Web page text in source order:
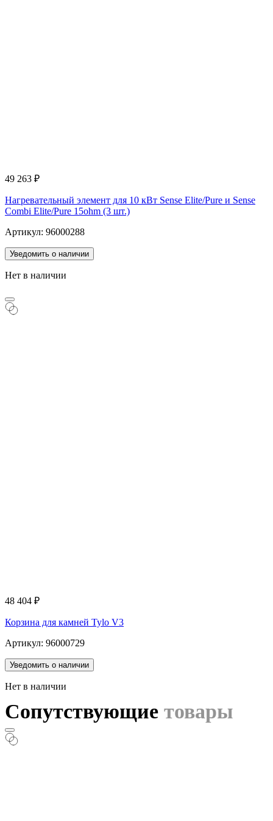
49 263 ₽
Нагревательный элемент для 10 кВт Sense Elite/Pure и Sense
Combi Elite/Pure 15ohm (3 шт.)
Артикул: 96000288
Уведомить о наличии
Нет в наличии
48 404 ₽
Корзина для камней Tylo V3
Артикул: 96000729
Уведомить о наличии
Нет в наличии
Сопутствующие товары